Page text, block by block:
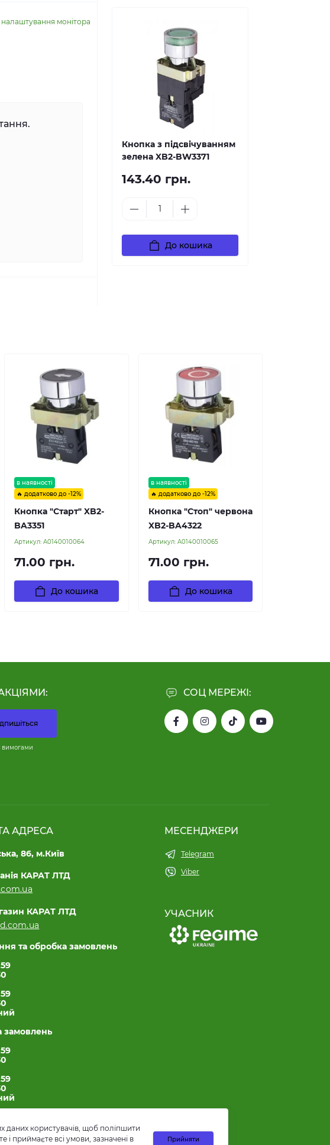
монітора
Кнопка з підсвічуванням
зелена XB2-BW3371
143.40 грн.
До кошика
в наявності
🔥 додатково до -12%
Кнопка "Старт" XB2-
BA3351
Артикул:A0140010064
71.00 грн.
До кошика
в наявності
🔥 додатково до -12%
Кнопка "Стоп" червона
XB2-BA4322
Артикул: A0140010065
71.00 грн.
До кошика
СОЦ МЕРЕЖІ:
вимогами
АДРЕСА
86, м.Київ
КАРАТ ЛТД
КАРАТ ЛТД
та обробка замовлень
замовлень
МЕСЕНДЖЕРИ
Telegram
Viber
УЧАСНИК
даних користувачів, щоб поліпшити
приймаєте всі умови, зазначені в
Прийняти